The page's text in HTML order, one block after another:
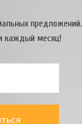
предложений.
каждый месяц!